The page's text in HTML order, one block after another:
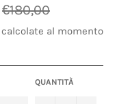
Prezzo
di
listino
€180,00
calcolate al momento
QUANTITÀ